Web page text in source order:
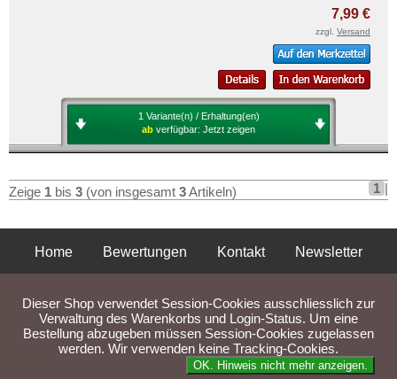
Weissrussland
Zypern
Liefer- und Versandkosten
Impressum
7,99 €
zzgl. Versand
1 Variante(n) / Erhaltung(en)
ab verfügbar: Jetzt zeigen
Zeige 1 bis 3 (von insgesamt 3Artikeln) 1 |
Home Bewertungen Kontakt
Newsletter
Liefer- und Versandkosten
Dieser Shop verwendet Session-Cookies ausschliesslich zur
Verwaltung des Warenkorbs und Login-Status. Um eine
Bestellung abzugeben müssen Session-Cookies zugelassen
werden. Wir verwenden keine Tracking-Cookies.
OK. Hinweis nicht mehr anzeigen.